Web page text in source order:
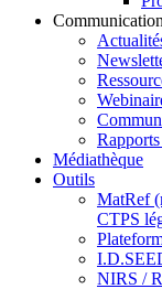
Médiathèque
Outils
MatRef
CTPS
NIRS /